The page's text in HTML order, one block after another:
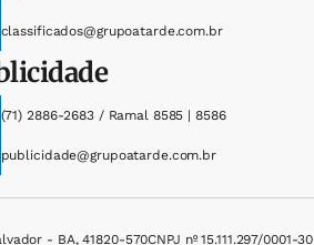
classificados@grupoatarde.com.br
(71) 2886-2683 / Ramal 8585 | 8586
publicidade@grupoatarde.com.br
- BA, 41820-570CNPJ nº 15.111.297/0001-30